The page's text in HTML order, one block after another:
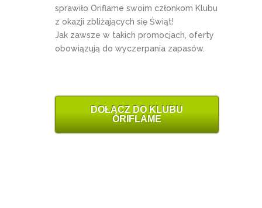
sprawiło Oriflame swoim członkom Klubu
z okazji zbliżających się Świąt!
Jak zawsze w takich promocjach, oferty
obowiązują do wyczerpania zapasów.
DOŁĄCZ DO KLUBU
ORIFLAME